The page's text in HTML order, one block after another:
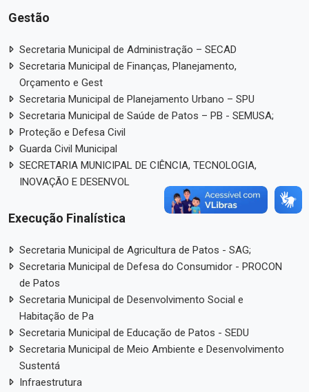
Gestão
Secretaria Municipal de Administração – SECAD
Secretaria Municipal de Finanças, Planejamento,
Orçamento e Gest
Secretaria Municipal de Planejamento Urbano – SPU
Secretaria Municipal de Saúde de Patos – PB - SEMUSA;
Proteção e Defesa Civil
Guarda Civil Municipal
SECRETARIA MUNICIPAL DE CIÊNCIA, TECNOLOGIA,
INOVAÇÃO E DESENVOL
Execução Finalística
Secretaria Municipal de Agricultura de Patos - SAG;
Secretaria Municipal de Defesa do Consumidor - PROCON
de Patos
Secretaria Municipal de Desenvolvimento Social e
Habitação de Pa
Secretaria Municipal de Educação de Patos - SEDU
Secretaria Municipal de Meio Ambiente e Desenvolvimento
Sustentá
Infraestrutura